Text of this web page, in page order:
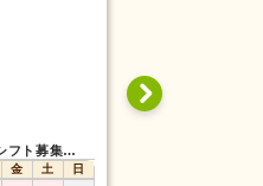
美と健康のデイサービスソラーレ＆ひだまりのシフト募集状況
金 土 日
日勤専従/経